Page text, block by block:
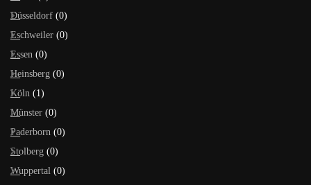
Düsseldorf (0)
Eschweiler (0)
Essen (0)
Heinsberg (0)
Köln (1)
Münster (0)
Paderborn (0)
Stolberg (0)
Wuppertal (0)